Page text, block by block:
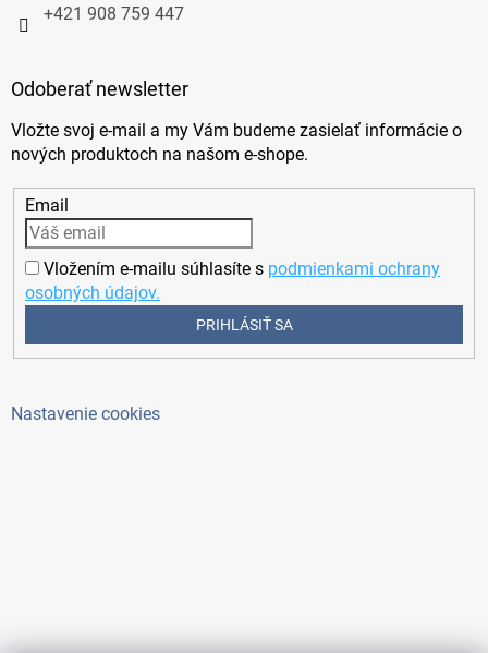
+421 908 759 447
Odoberať newsletter
Vložte svoj e-mail a my Vám budeme zasielať informácie o
nových produktoch na našom e-shope.
Email
Vložením e-mailu súhlasíte s podmienkami ochrany
osobných údajov.
PRIHLÁSIŤ SA
Nastavenie cookies